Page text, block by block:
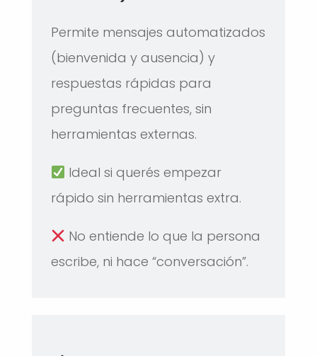
Permite mensajes automatizados
(bienvenida y ausencia) y
respuestas rápidas para
preguntas frecuentes, sin
herramientas externas.
Ideal si querés empezar
rápido sin herramientas extra.
No entiende lo que la persona
escribe, ni hace “conversación”.